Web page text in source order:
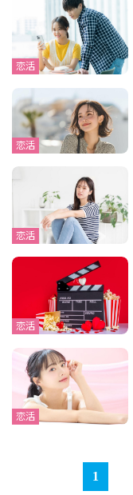
恋活
恋活
恋活
恋活
恋活
1